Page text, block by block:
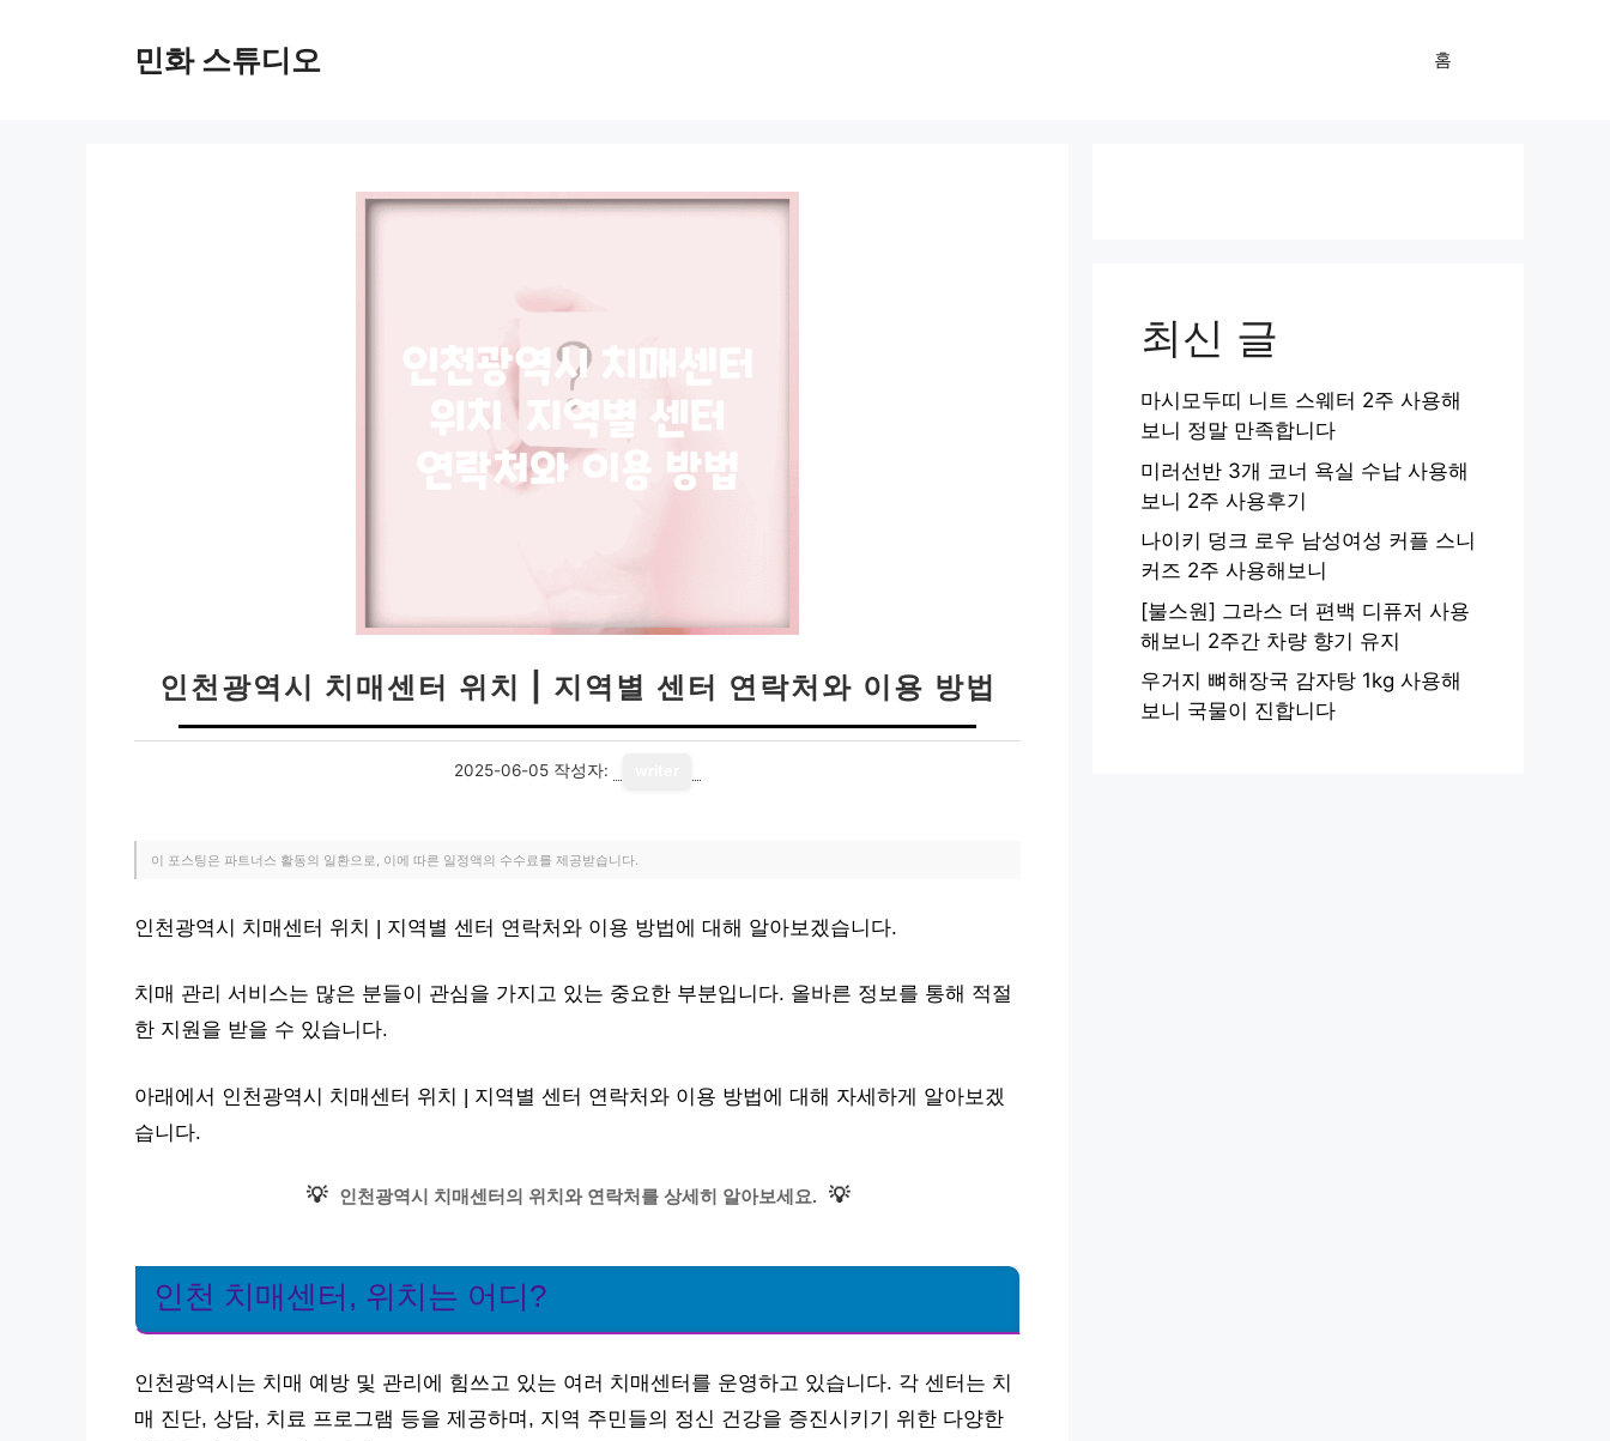
민화 스튜디오 홈
인천광역시 치매센터 위치 | 지역별 센터 연락처와 이용 방법
2025-06-05 작성자:
이 포스팅은 파트너스 활동의 일환으로, 이에 따른 일정액의 수수료를 제공받습니다.
인천광역시 치매센터 위치 | 지역별 센터 연락처와 이용 방법에 대해 알아보겠습니다.
치매 관리 서비스는 많은 분들이 관심을 가지고 있는 중요한 부분입니다. 올바른 정보를 통해 적절
한 지원을 받을 수 있습니다.
아래에서 인천광역시 치매센터 위치 | 지역별 센터 연락처와 이용 방법에 대해 자세하게 알아보겠
습니다.
💡 인천광역시 치매센터의 위치와 연락처를 상세히 알아보세요. 💡
인천 치매센터, 위치는 어디?
인천광역시는 치매 예방 및 관리에 힘쓰고 있는 여러 치매센터를 운영하고 있습니다. 각 센터는 치
매 진단, 상담, 치료 프로그램 등을 제공하며, 지역 주민들의 정신 건강을 증진시키기 위한 다양한
최신 글
마시모두띠 니트 스웨터 2주 사용해
보니 정말 만족합니다
미러선반 3개 코너 욕실 수납 사용해
보니 2주 사용후기
나이키 덩크 로우 남성여성 커플 스니
커즈 2주 사용해보니
[불스원] 그라스 더 편백 디퓨저 사용
해보니 2주간 차량 향기 유지
우거지 뼈해장국 감자탕 1kg 사용해
보니 국물이 진합니다